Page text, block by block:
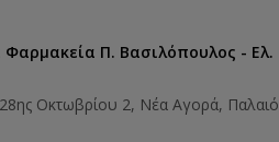
Φαρμακεία Π. Βασιλόπουλος - Ελ.
Οκτωβρίου 2, Νέα Αγορά, Παλαιό